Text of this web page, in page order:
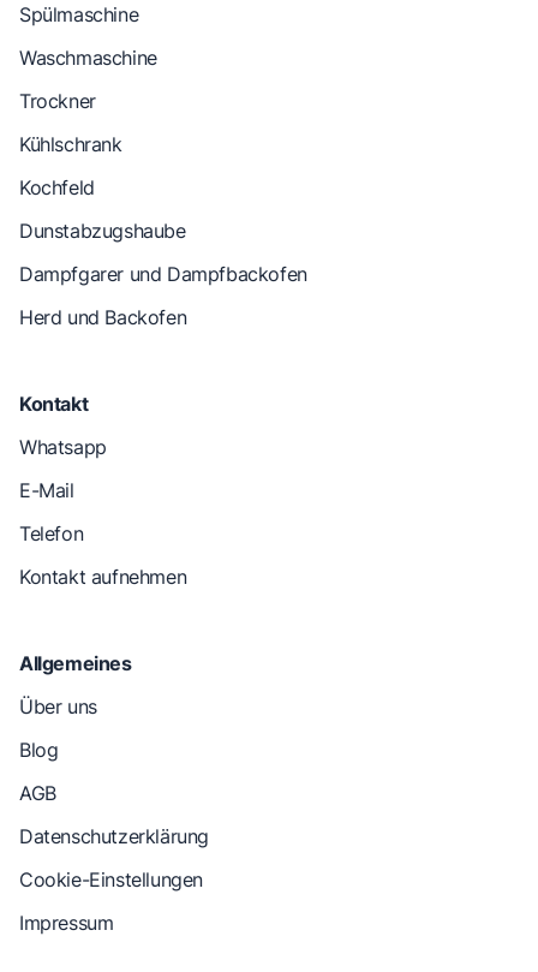
Spülmaschine
Waschmaschine
Trockner
Kühlschrank
Kochfeld
Dunstabzugshaube
Dampfgarer und Dampfbackofen
Herd und Backofen
Kontakt
Whatsapp
E-Mail
Telefon
Kontakt aufnehmen
Allgemeines
Über uns
Blog
AGB
Datenschutzerklärung
Cookie-Einstellungen
Impressum